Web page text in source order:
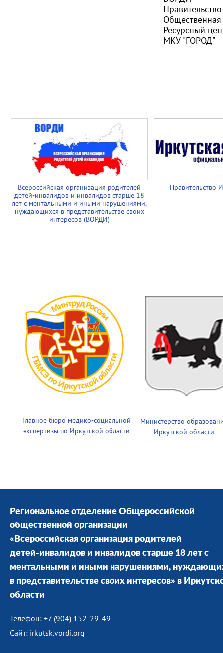
Ресурсный
МКУ "ГОРОД" —
Всероссийская организация родителей
детей-инвалидов и инвалидов старше 18
лет с ментальными и иными нарушениями,
нуждающихся в представительстве своих
интересов (ВОРДИ)
Правительство
Главное бюро медико-социальной
экспертизы по Иркутской области
Министерство
Иркутской области
Региональное отделение Общероссийской
общественной организации
«Всероссийская организация родителей
детей-инвалидов и инвалидов старше 18 лет с
ментальными и иными нарушениями,
в представительстве своих интересов» в
области
Телефон: +7 (904) 152-29-49
Сайт: irkutsk.vordi.org